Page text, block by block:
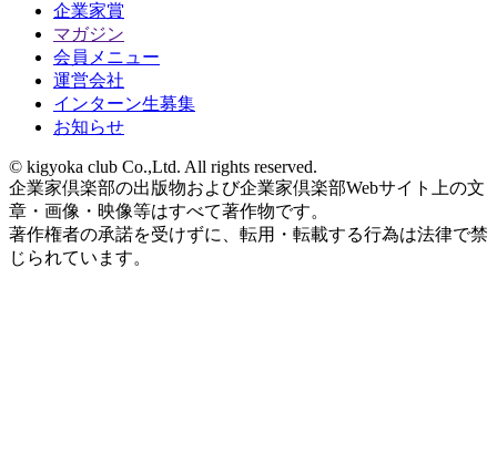
企業家賞
マガジン
会員メニュー
運営会社
インターン生募集
お知らせ
© kigyoka club Co.,Ltd. All rights reserved.
企業家倶楽部の出版物および企業家倶楽部Webサイト上の文
章・画像・映像等はすべて著作物です。
著作権者の承諾を受けずに、転用・転載する行為は法律で禁
じられています。